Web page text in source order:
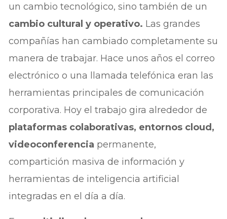
un cambio tecnológico, sino también de un
cambio cultural y operativo. Las grandes
compañías han cambiado completamente su
manera de trabajar. Hace unos años el correo
electrónico o una llamada telefónica eran las
herramientas principales de comunicación
corporativa. Hoy el trabajo gira alrededor de
plataformas colaborativas, entornos cloud,
videoconferencia permanente,
compartición masiva de información y
herramientas de inteligencia artificial
integradas en el día a día.